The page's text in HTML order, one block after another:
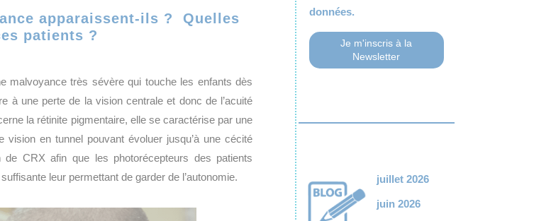
apparaissent-ils ? Quelles
patients ?
malvoyance très sévère qui touche les enfants dès
à une perte de la vision centrale et donc de l’acuité
la rétinite pigmentaire, elle se caractérise par une
en tunnel pouvant évoluer jusqu’à une cécité
CRX afin que les photorécepteurs des patients
leur permettant de garder de l’autonomie.
données.
juillet 2026
juin 2026